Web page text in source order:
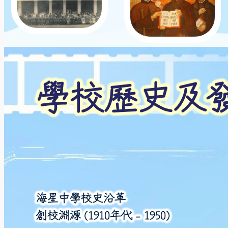
學校歷史及
海星中學校史沿革
創校淵源 (1910年代 – 1950)